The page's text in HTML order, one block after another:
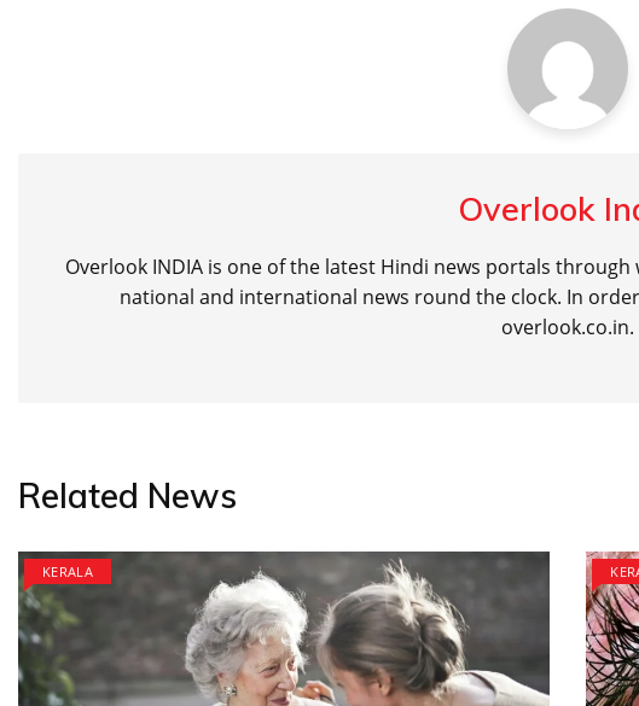
Overlook
Overlook INDIA is one of the latest Hindi news portals
national and international news round the clock. In
overlook.co.in.
Related News
KERALA